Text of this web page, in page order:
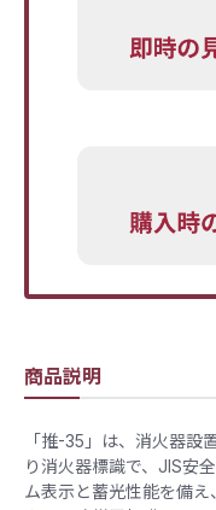
商品説明
「推-35」は、消火器設
り消火器標識で、JIS安
ム表示と蓄光性能を備